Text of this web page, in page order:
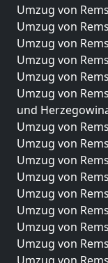
Umzug von
Umzug von
Umzug von
Umzug von
Umzug von
Umzug von
und
Umzug von
Umzug von
Umzug von
Umzug von
Umzug von
Umzug von
Umzug von
Umzug von